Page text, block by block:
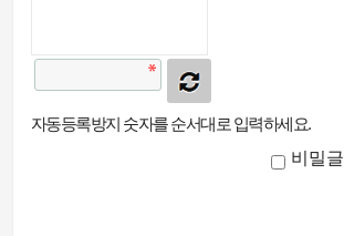
자동등록방지 숫자를 순서대로 입력하세요.
비밀글